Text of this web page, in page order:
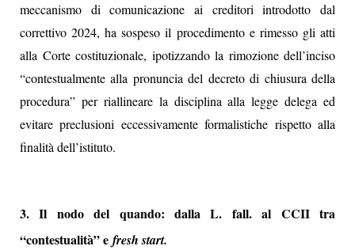
meccanismo di comunicazione ai creditori introdotto dal
correttivo 2024, ha sospeso il procedimento e rimesso gli atti
alla Corte costituzionale, ipotizzando la rimozione dell’inciso
“contestualmente alla pronuncia del decreto di chiusura della
procedura” per riallineare la disciplina alla legge delega ed
evitare preclusioni eccessivamente formalistiche rispetto alla
finalità dell’istituto.
3. Il nodo del quando: dalla L. fall. al CCII tra
“contestualità” e fresh start.